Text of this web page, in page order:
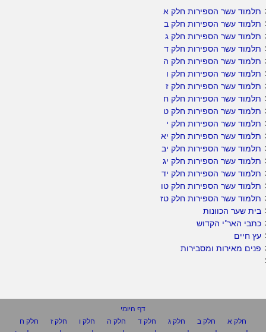
תלמוד עשר הספירות חלק א
תלמוד עשר הספירות חלק ב
תלמוד עשר הספירות חלק ג
תלמוד עשר הספירות חלק ד
תלמוד עשר הספירות חלק ה
תלמוד עשר הספירות חלק ו
תלמוד עשר הספירות חלק ז
תלמוד עשר הספירות חלק ח
תלמוד עשר הספירות חלק ט
תלמוד עשר הספירות חלק י
תלמוד עשר הספירות חלק יא
תלמוד עשר הספירות חלק יב
תלמוד עשר הספירות חלק יג
תלמוד עשר הספירות חלק יד
תלמוד עשר הספירות חלק טו
תלמוד עשר הספירות חלק טז
בית שער הכוונות
כתבי האר"י הקדוש
עץ חיים
פנים מאירות ומסבירות
דף היומי
חלק א
חלק ב חלק ג חלק ד חלק ה חלק ו חלק ז
חלק ח